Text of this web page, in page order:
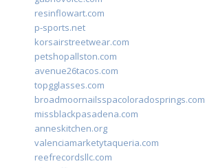
resinflowart.com
p-sports.net
korsairstreetwear.com
petshopallston.com
avenue26tacos.com
topgglasses.com
broadmoornailsspacoloradosprings.com
missblackpasadena.com
anneskitchen.org
valenciamarketytaqueria.com
reefrecordsllc.com